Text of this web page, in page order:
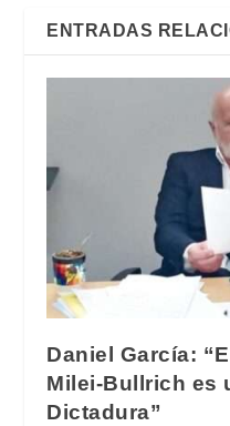
ENTRADAS
Daniel García:
Milei-Bullrich es
Dictadura”